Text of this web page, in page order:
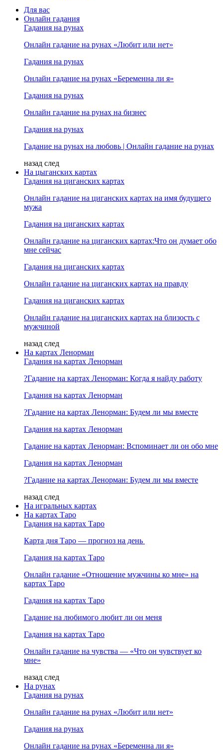
Для вас
Онлайн гадания
Гадания на рунах
Онлайн гадание на рунах «Любит или нет»
Гадания на рунах
Онлайн гадание на рунах «Беременна ли я»
Гадания на рунах
Онлайн гадание на рунах на бизнес
Гадания на рунах
Гадание на рунах на любовь | Онлайн гадание на рунах
назад след
На цыганских картах
Гадания на циганских картах
Онлайн гадание на циганских картах на имя будущего
мужа
Гадания на циганских картах
Онлайн гадание на циганских картах:Что он думает обо
мне сейчас
Гадания на циганских картах
Онлайн гадание на циганских картах на правду
Гадания на циганских картах
Онлайн гадание на циганских картах на близость с
мужчиной
назад след
На картах Ленорман
Гадания на картах Ленорман
?Гадание на картах Ленорман: Когда я найду работу
Гадания на картах Ленорман
?Гадание на картах Ленорман: Будем ли мы вместе
Гадания на картах Ленорман
Гадание на картах Ленорман: Вспоминает ли он обо мне
Гадания на картах Ленорман
?Гадание на картах Ленорман: Будем ли мы вместе
назад след
На игральных картах
На картах Таро
Гадания на картах Таро
Карта дня Таро — прогноз на день
Гадания на картах Таро
Онлайн гадание «Отношение мужчины ко мне» на
картах Таро
Гадания на картах Таро
Гадание на любимого любит ли он меня
Гадания на картах Таро
Онлайн гадание на чувства — «Что он чувствует ко
мне»
назад след
На рунах
Гадания на рунах
Онлайн гадание на рунах «Любит или нет»
Гадания на рунах
Онлайн гадание на рунах «Беременна ли я»